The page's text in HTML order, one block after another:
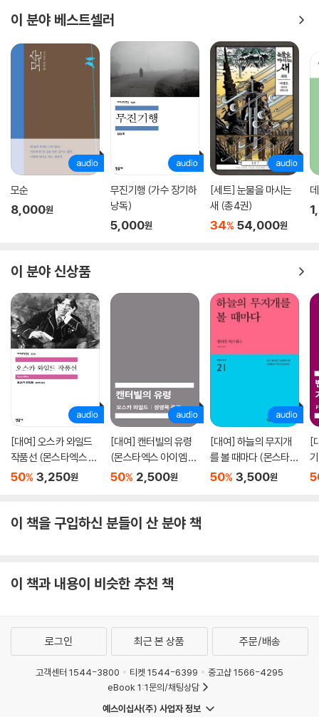
일독을 권한다.
이 분야 베스트셀러
모순
8,000원
무진기행 (가수 장기하
낭독)
5,000원
[세트] 눈물을 마시는
새 (총4권)
34% 54,000원
이 분야 신상품
[대여] 오스카 와일드
작품선 (몬스타엑스 아
이엠 낭독)
50% 3,250원
[대여] 캔터빌의 유령
(몬스타엑스 아이엠 낭
독)
50% 2,500원
[대여] 하늘의 무지개
를 볼 때마다 (몬스타엑
스 낭독)
50% 3,500원
[
이 책을 구입하신 분들이 산 분야 책
이 책과 내용이 비슷한 추천 책
로그인 최근 본 상품 주문/배송
고객센터 1544-3800 티켓 1544-6399
중고샵 1566-4295
eBook 1:1문의/채팅상담
예스이십사(주) 사업자 정보